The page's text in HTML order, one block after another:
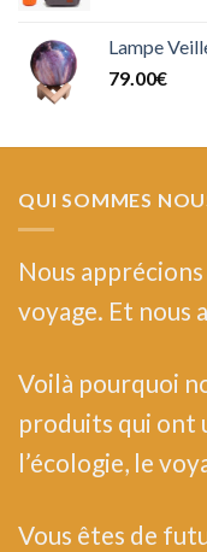
Lampe
79.00€
QUI SOMMES
Nous
voyage. Et nous
Voilà pourquoi
produits qui ont
l’écologie, le
Vous êtes de